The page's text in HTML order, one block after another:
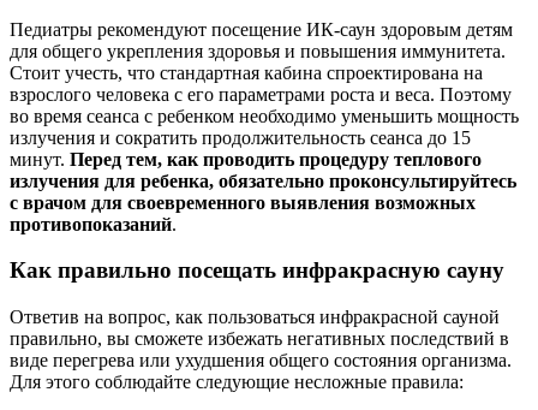
Педиатры рекомендуют посещение ИК-саун здоровым детям
для общего укрепления здоровья и повышения иммунитета.
Стоит учесть, что стандартная кабина спроектирована на
взрослого человека с его параметрами роста и веса. Поэтому
во время сеанса с ребенком необходимо уменьшить мощность
излучения и сократить продолжительность сеанса до 15
минут. Перед тем, как проводить процедуру теплового
излучения для ребенка, обязательно проконсультируйтесь
с врачом для своевременного выявления возможных
противопоказаний.
Как правильно посещать инфракрасную сауну
Ответив на вопрос, как пользоваться инфракрасной сауной
правильно, вы сможете избежать негативных последствий в
виде перегрева или ухудшения общего состояния организма.
Для этого соблюдайте следующие несложные правила: